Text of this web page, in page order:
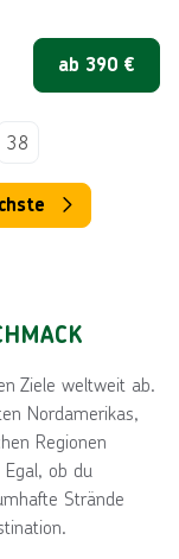
ab 390 €
38
Ziele weltweit ab.
Nordamerikas,
Regionen
ob du
Strände